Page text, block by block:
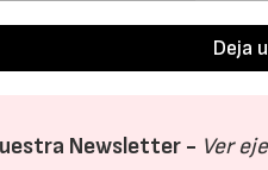
Deja
Newsletter - Ver